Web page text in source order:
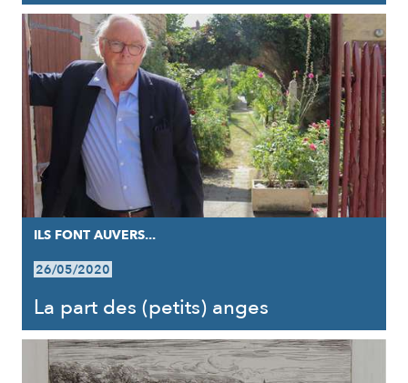
ILS FONT AUVERS...
26/05/2020
La part des (petits) anges